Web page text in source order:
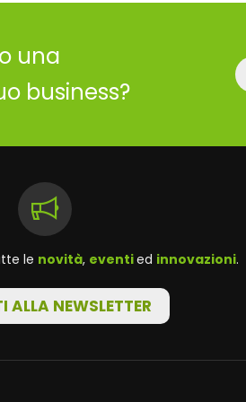
o una
business?
le novità, eventied innovazioni.
ALLA NEWSLETTER